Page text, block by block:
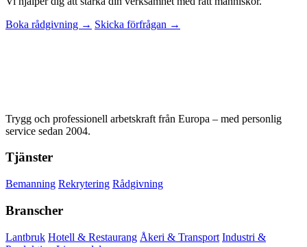
Boka rådgivning → Skicka förfrågan →
Trygg och professionell arbetskraft från Europa – med personlig
service sedan 2004.
Tjänster
Bemanning Rekrytering Rådgivning
Branscher
Lantbruk Hotell & Restaurang Åkeri & Transport Industri &